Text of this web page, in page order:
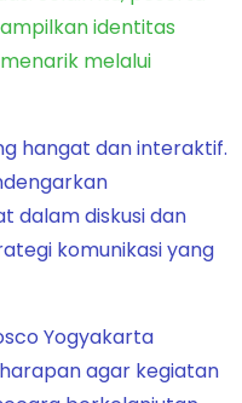
identitas
melalui
hangat dan interaktif.
dalam diskusi dan
komunikasi yang
Yogyakarta
agar kegiatan